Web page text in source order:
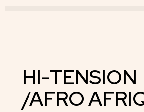
HI-TENSION
/AFRO